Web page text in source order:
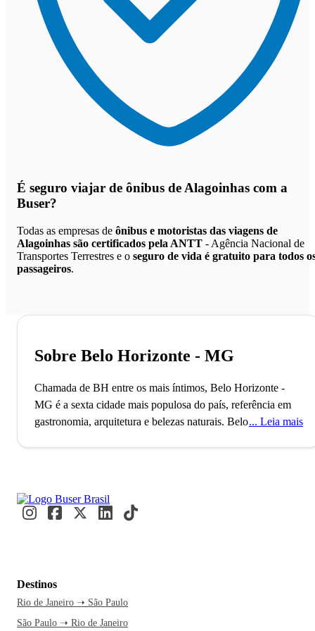
É seguro viajar de ônibus de Alagoinhas com a
Buser?
Todas as empresas de ônibus e motoristas das viagens de
Alagoinhas são certificados pela ANTT - Agência Nacional de
Transportes Terrestres e o seguro de vida é gratuito para todos
passageiros.
Sobre Belo Horizonte - MG
Chamada de BH entre os mais íntimos, Belo Horizonte -
MG é a sexta cidade mais populosa do país, referência em
gastronomia, arquitetura e belezas naturais. Belo Horizonte,
gastronômico, com mais de 2 milhões de habitantes e uma
rica história culinária. Nos botecos e restaurantes, moradores
Arquitetônico da Lagoa da Pampulha. É o momento perfeito
para fazer essa viagem e se perder nas belezas culturais e
naturais da cidade. Com a Buser, a passagem de ônibus te
Leia mais
Destinos
Rio de Janeiro ➝ São Paulo
São Paulo ➝ Rio de Janeiro